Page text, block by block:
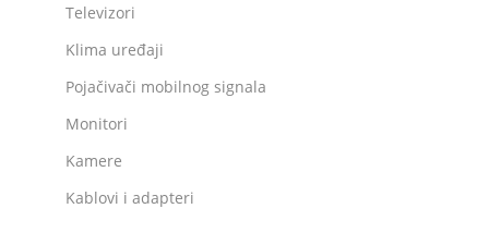
Televizori
Klima uređaji
Pojačivači mobilnog signala
Monitori
Kamere
Kablovi i adapteri